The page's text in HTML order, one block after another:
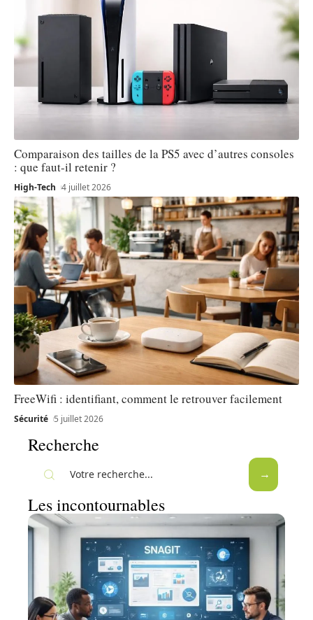
Comparaison des tailles de la PS5 avec d’autres consoles
: que faut-il retenir ?
High-Tech 4 juillet 2026
FreeWifi : identifiant, comment le retrouver facilement
Sécurité 5 juillet 2026
Recherche
Les incontournables